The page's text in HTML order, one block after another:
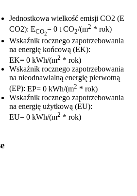
Jednostkowa wielkość emisji CO2 (E
CO2): ECO2
= 0 t CO2/(m2 * rok)
Wskaźnik rocznego zapotrzebowania
na energię końcową (EK):
EK= 0 kWh/(m2 * rok)
Wskaźnik rocznego zapotrzebowania
na nieodnawialną energię pierwotną
(EP): EP= 0 kWh/(m2 * rok)
Wskaźnik rocznego zapotrzebowania
na energię użytkową (EU):
EU= 0 kWh/(m2 * rok)